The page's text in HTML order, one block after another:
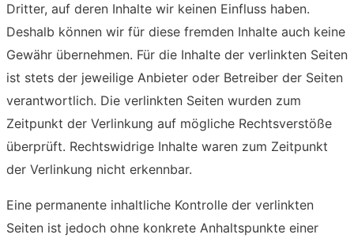
Dritter, auf deren Inhalte wir keinen Einfluss haben.
Deshalb können wir für diese fremden Inhalte auch keine
Gewähr übernehmen. Für die Inhalte der verlinkten Seiten
ist stets der jeweilige Anbieter oder Betreiber der Seiten
verantwortlich. Die verlinkten Seiten wurden zum
Zeitpunkt der Verlinkung auf mögliche Rechtsverstöße
überprüft. Rechtswidrige Inhalte waren zum Zeitpunkt
der Verlinkung nicht erkennbar.
Eine permanente inhaltliche Kontrolle der verlinkten
Seiten ist jedoch ohne konkrete Anhaltspunkte einer